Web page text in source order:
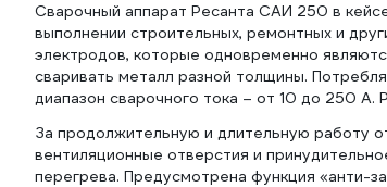
Сварочный аппарат Ресанта САИ 250 в
выполнении строительных, ремонтных и
электродов, которые одновременно
сваривать металл разной толщины.
диапазон сварочного тока – от 10 до 250
За продолжительную и длительную работу
вентиляционные отверстия и
перегрева. Предусмотрена функция «анти-